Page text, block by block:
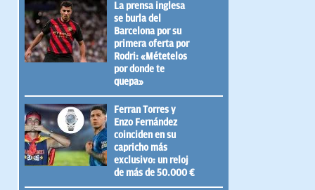
La prensa inglesa
se burla del
Barcelona por su
primera oferta por
Rodri: «Métetelos
por donde te
quepa»
Ferran Torres y
Enzo Fernández
coinciden en su
capricho más
exclusivo: un reloj
de más de 50.000 €